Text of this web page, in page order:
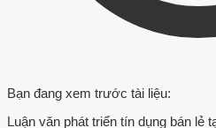
Bạn đang xem trước tài liệu:
Luận văn phát triển tín dụng bán lẻ